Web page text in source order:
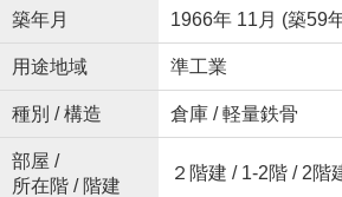
築年月 1966年 11月 (築59
用途地域 準工業
種別 / 構造 倉庫 / 軽量鉄骨
部屋 /
所在階 / 階建
２階建 / 1-2階 / 2階